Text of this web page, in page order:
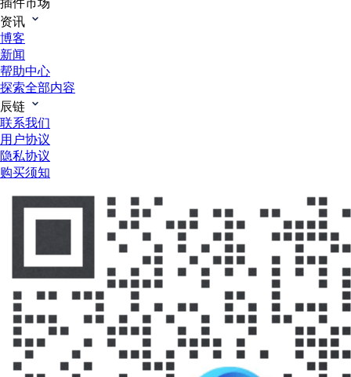
插件市场
资讯
博客
新闻
帮助中心
探索全部内容
辰链
联系我们
用户协议
隐私协议
购买须知